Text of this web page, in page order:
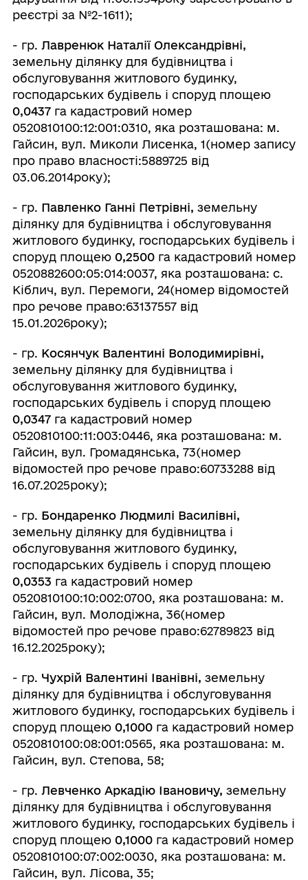
реєстрі за №2-1611);
- гр. Лавренюк Наталії Олександрівні,
земельну ділянку для будівництва і
обслуговування житлового будинку,
господарських будівель і споруд площею
0,0437га кадастровий номер
0520810100:12:001:0310, яка розташована: м.
Гайсин, вул. Миколи Лисенка, 1(номер запису
про право власності:5889725 від
03.06.2014року);
- гр. Павленко Ганні Петрівні, земельну
ділянку для будівництва і обслуговування
житлового будинку, господарських будівель і
споруд площею 0,2500га кадастровий номер
0520882600:05:014:0037, яка розташована: с.
Кіблич, вул. Перемоги, 24(номер відомостей
про речове право:63137557 від
15.01.2026року);
- гр. Косянчук Валентині Володимирівні,
земельну ділянку для будівництва і
обслуговування житлового будинку,
господарських будівель і споруд площею
0,0347га кадастровий номер
0520810100:11:003:0446, яка розташована: м.
Гайсин, вул. Громадянська, 73(номер
відомостей про речове право:60733288 від
16.07.2025року);
- гр. Бондаренко Людмилі Василівні,
земельну ділянку для будівництва і
обслуговування житлового будинку,
господарських будівель і споруд площею
0,0353 га кадастровий номер
0520810100:10:002:0700, яка розташована: м.
Гайсин, вул. Молодіжна, 36(номер
відомостей про речове право:62789823 від
16.12.2025року);
- гр. Чухрій Валентині Іванівні, земельну
ділянку для будівництва і обслуговування
житлового будинку, господарських будівель і
споруд площею 0,1000га кадастровий номер
0520810100:08:001:0565, яка розташована: м.
Гайсин, вул. Степова, 58;
- гр. Левченко Аркадію Івановичу, земельну
ділянку для будівництва і обслуговування
житлового будинку, господарських будівель і
споруд площею 0,1000га кадастровий номер
0520810100:07:002:0030, яка розташована: м.
Гайсин, вул. Лісова, 35;